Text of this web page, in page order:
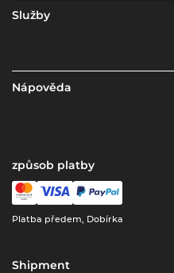
Služby
Nápověda
způsob platby
Platba předem, Dobírka
Shipment